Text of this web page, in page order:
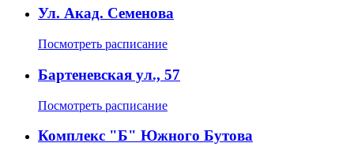
Ул. Акад. Семенова
Посмотреть расписание
Бартеневская ул., 57
Посмотреть расписание
Комплекс "Б" Южного Бутова